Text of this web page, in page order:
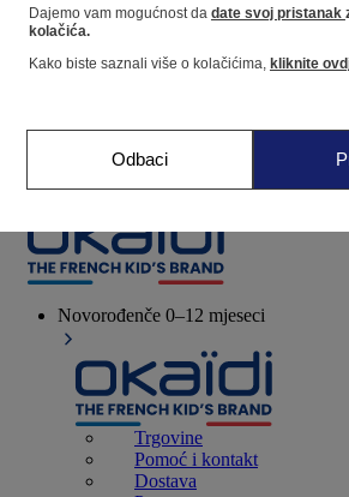
Dućan
Novorođenče 0–12 mjeseci
Trgovine
Pomoć i kontakt
Dostava
Dajemo vam mogućnost da date svoj pristanak
kolačića.
Kako biste saznali više o kolačićima, kliknite
Odbaci